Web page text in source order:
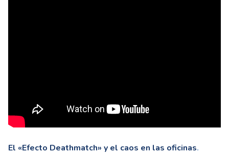
El «Efecto Deathmatch» y el caos en las oficinas.